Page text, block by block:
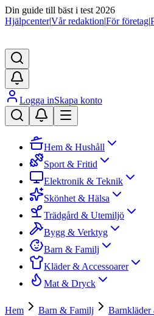
Din guide till bäst i test 2026
Hjälpcenter|Vår redaktion|För företag|
Logga inSkapa konto
Hem & Hushåll
Sport & Fritid
Elektronik & Teknik
Skönhet & Hälsa
Trädgård & Utemiljö
Bygg & Verktyg
Barn & Familj
Kläder & Accessoarer
Mat & Dryck
Hem Barn & Familj